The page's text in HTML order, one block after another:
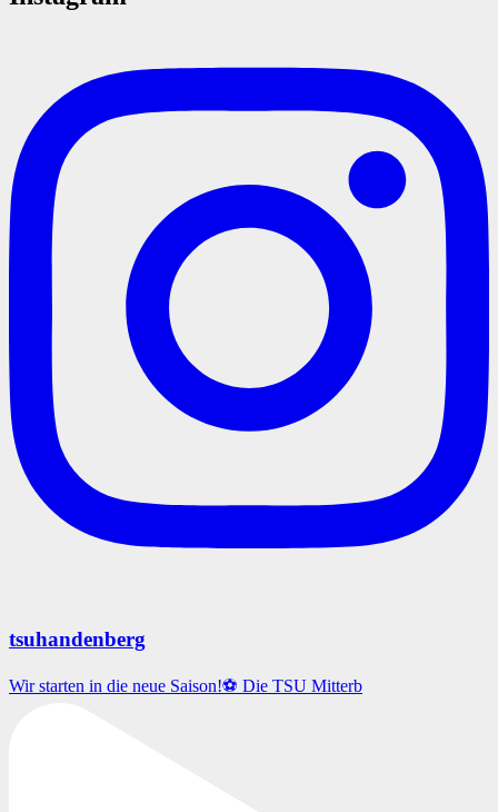
tsuhandenberg
Wir starten in die neue Saison!⚽️ Die TSU Mitterb